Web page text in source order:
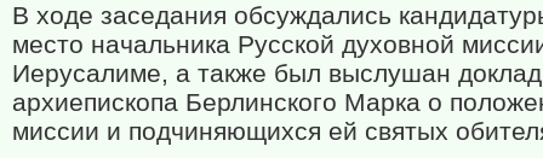
В ходе заседания обсуждались
место начальника Русской духовной
Иерусалиме, а также был выслушан доклад
архиепископа Берлинского Марка о
миссии и подчиняющихся ей святых